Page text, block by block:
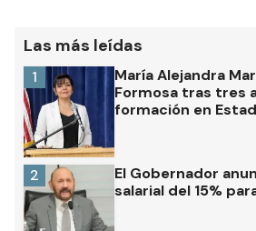
Las más leídas
María Alejandra
Formosa tras tres
formación en
1
El Gobernador
salarial del 15%
2